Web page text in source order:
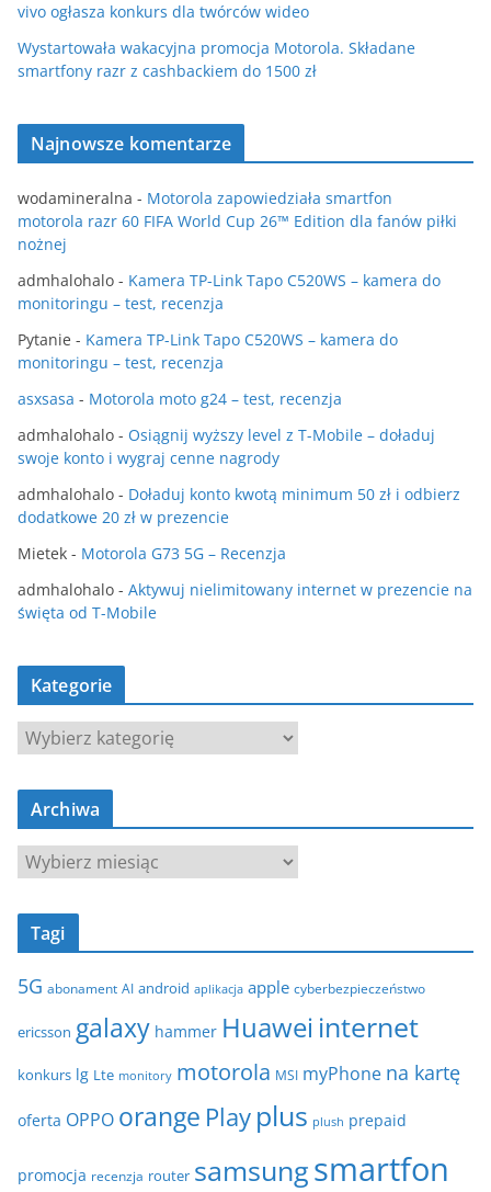
vivo ogłasza konkurs dla twórców wideo
Wystartowała wakacyjna promocja Motorola. Składane
smartfony razr z cashbackiem do 1500 zł
Najnowsze komentarze
wodamineralna - Motorola zapowiedziała smartfon
motorola razr 60 FIFA World Cup 26™ Edition dla fanów piłki
nożnej
admhalohalo - Kamera TP-Link Tapo C520WS – kamera do
monitoringu – test, recenzja
Pytanie - Kamera TP-Link Tapo C520WS – kamera do
monitoringu – test, recenzja
asxsasa - Motorola moto g24 – test, recenzja
admhalohalo - Osiągnij wyższy level z T-Mobile – doładuj
swoje konto i wygraj cenne nagrody
admhalohalo - Doładuj konto kwotą minimum 50 zł i odbierz
dodatkowe 20 zł w prezencie
Mietek - Motorola G73 5G – Recenzja
admhalohalo - Aktywuj nielimitowany internet w prezencie na
święta od T-Mobile
Kategorie
K
a
t
g
e
Archiwa
A
r
c
w
Tagi
5G abonament AI android aplikacja apple cyberbezpieczeństwo
ericsson galaxy hammer Huawei internet
konkurs lg Lte monitory motorola MSI myPhone na kartę
oferta OPPO orange Play plus plush prepaid
promocja recenzja router samsungsmartfon